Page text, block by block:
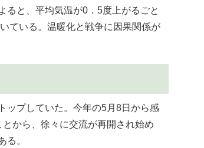
ると、平均気温が0．5度上がるごと
ている。温暖化と戦争に因果関係が
ップしていた。今年の5月8日から感
から、徐々に交流が再開され始め
る。